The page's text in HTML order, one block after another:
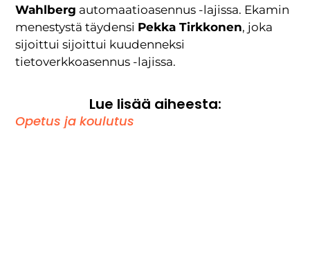
Wahlberg automaatioasennus -lajissa. Ekamin
menestystä täydensi Pekka Tirkkonen, joka
sijoittui sijoittui kuudenneksi
tietoverkkoasennus -lajissa.
Lue lisää aiheesta:
Opetus ja koulutus